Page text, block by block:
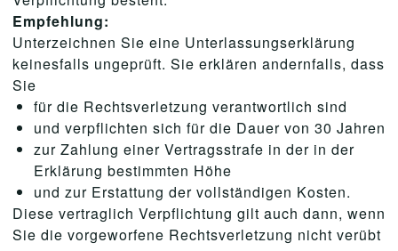
Empfehlung:
Unterzeichnen Sie eine Unterlassungserklärung
keinesfalls ungeprüft. Sie erklären andernfalls, dass
Sie
für die Rechtsverletzung verantwortlich sind
und verpflichten sich für die Dauer von 30 Jahren
zur Zahlung einer Vertragsstrafe in der in der
Erklärung bestimmten Höhe
und zur Erstattung der vollständigen Kosten.
Diese vertraglich Verpflichtung gilt auch dann, wenn
Sie die vorgeworfene Rechtsverletzung nicht verübt